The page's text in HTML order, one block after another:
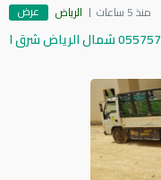
منذ 5 ساعات الرياض عرض
دينا طش اثاث قديم بالرياض 0557573607 شمال الرياض شرق ا